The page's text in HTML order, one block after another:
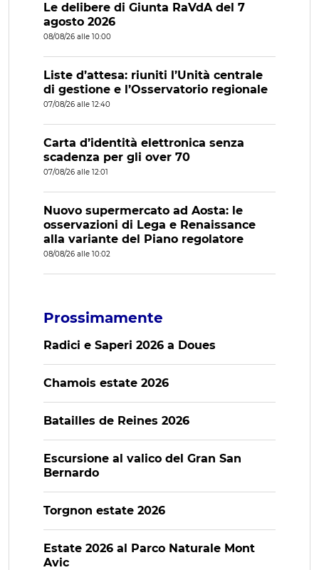
Le delibere di Giunta RaVdA del 7
agosto 2026
08/08/26 alle 10:00
Liste d’attesa: riuniti l’Unità centrale
di gestione e l’Osservatorio regionale
07/08/26 alle 12:40
Carta d’identità elettronica senza
scadenza per gli over 70
07/08/26 alle 12:01
Nuovo supermercato ad Aosta: le
osservazioni di Lega e Renaissance
alla variante del Piano regolatore
08/08/26 alle 10:02
Prossimamente
Radici e Saperi 2026 a Doues
Chamois estate 2026
Batailles de Reines 2026
Escursione al valico del Gran San
Bernardo
Torgnon estate 2026
Estate 2026 al Parco Naturale Mont
Avic